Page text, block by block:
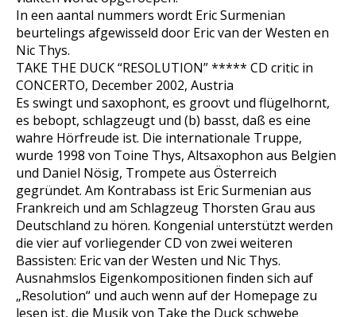
In een aantal nummers wordt Eric Surmenian
beurtelings afgewisseld door Eric van der Westen en
Nic Thys.
TAKE THE DUCK “RESOLUTION” ***** CD critic in
CONCERTO, December 2002, Austria
Es swingt und saxophont, es groovt und flügelhornt,
es bebopt, schlagzeugt und (b) basst, daß es eine
wahre Hörfreude ist. Die internationale Truppe,
wurde 1998 von Toine Thys, Altsaxophon aus Belgien
und Daniel Nösig, Trompete aus Österreich
gegründet. Am Kontrabass ist Eric Surmenian aus
Frankreich und am Schlagzeug Thorsten Grau aus
Deutschland zu hören. Kongenial unterstützt werden
die vier auf vorliegender CD von zwei weiteren
Bassisten: Eric van der Westen und Nic Thys.
Ausnahmslos Eigenkompositionen finden sich auf
„Resolution“ und auch wenn auf der Homepage zu
lesen ist, die Musik von Take the Duck schwebe